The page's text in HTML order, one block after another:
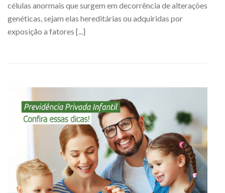
células anormais que surgem em decorrência de alterações
genéticas, sejam elas hereditárias ou adquiridas por
exposição a fatores [...]